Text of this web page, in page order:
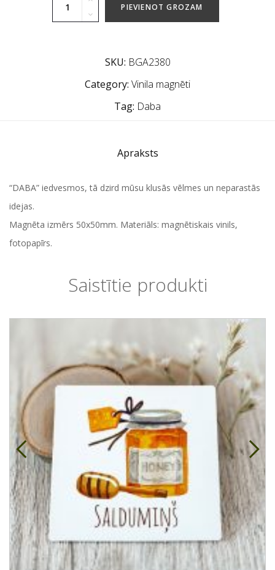
PIEVIENOT GROZAM
SKU: BGA2380
Category: Vinila magnēti
Tag: Daba
Apraksts
“DABA” iedvesmos, tā dzird mūsu klusās vēlmes un neparastās
idejas.
Magnēta izmērs 50x50mm. Materiāls: magnētiskais vinils,
fotopapīrs.
Saistītie produkti